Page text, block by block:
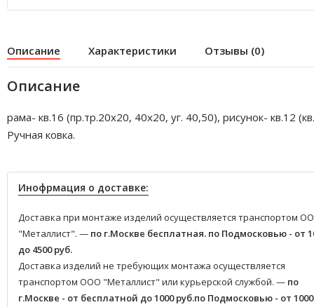
Описание Характеристики Отзывы (0)
Описание
рама- кв.16 (пр.тр.20х20, 40х20, уг. 40,50), рисунок- кв.12
Ручная ковка.
Инофрмация о доставке:
Доставка при монтаже изделий осуществляется транспортом
"Металлист". — по г.Москве бесплатная. по Подмосковью - от
до 4500 руб.
Доставка изделий не требующих монтажа осуществляется
транспортом ООО "Металлист" или курьерской службой. — по
г.Москве - от бесплатной до 1000 руб.по Подмосковью - от